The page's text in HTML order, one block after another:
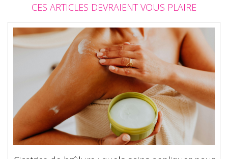
CES ARTICLES DEVRAIENT VOUS PLAIRE